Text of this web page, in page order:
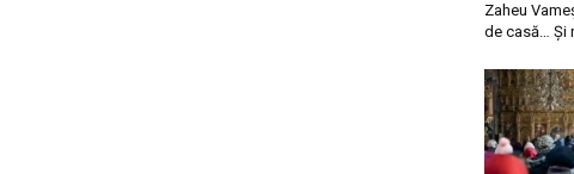
Zaheu
de casă… Și